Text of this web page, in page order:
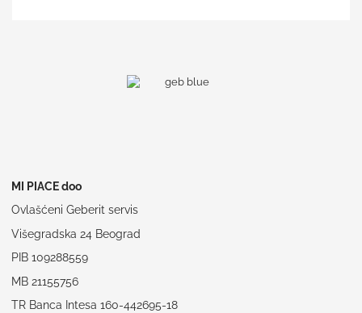
MI PIACE doo
Ovlašćeni Geberit servis
Višegradska 24 Beograd
PIB 109288559
MB 21155756
TR Banca Intesa 160-442695-18